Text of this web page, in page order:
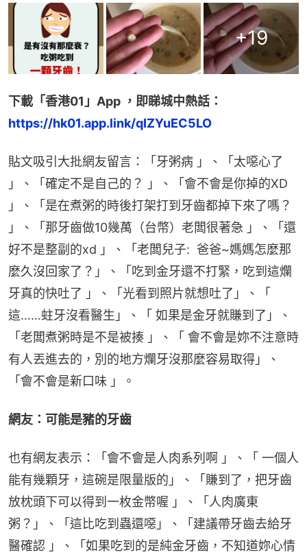
+19
下載「香港01」App ，即睇城中熱話：
https://hk01.app.link/qIZYuEC5LO
貼文吸引大批網友留言：「牙粥病 」、「太噁心了
」、「確定不是自己的？ 」、「會不會是你掉的XD
」、「是在煮粥的時後打架打到牙齒都掉下來了嗎？
」、「那牙齒做10幾萬（台幣）老闆很著急 」、「還
好不是整副的xd 」、「老闆兒子:  爸爸~媽媽怎麼那
麼久沒回家了？」、「吃到金牙還不打緊，吃到這爛
牙真的快吐了 」、「光看到照片就想吐了」、「
這……蛀牙沒看醫生」、「 如果是金牙就賺到了」、
「老闆煮粥時是不是被揍 」、「 會不會是妳不注意時
有人丟進去的，別的地方爛牙沒那麼容易取得」、
「會不會是新口味 」。
網友：可能是豬的牙齒
也有網友表示：「會不會是人肉系列啊 」、「 一個人
能有幾顆牙，這碗是限量版的」、「賺到了，把牙齒
放枕頭下可以得到一枚金幣喔 」、「人肉廣東
粥？」、「這比吃到蟲還噁」、「建議帶牙齒去給牙
醫確認 」、「如果吃到的是純金牙齒，不知道妳心情